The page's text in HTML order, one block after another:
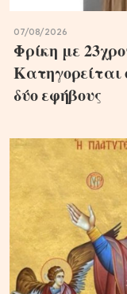
07/08/2026
Φρίκη με
Κατηγορείται
δύο εφήβους